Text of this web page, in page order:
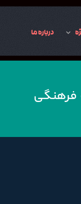
درباره ما
فرهنگی